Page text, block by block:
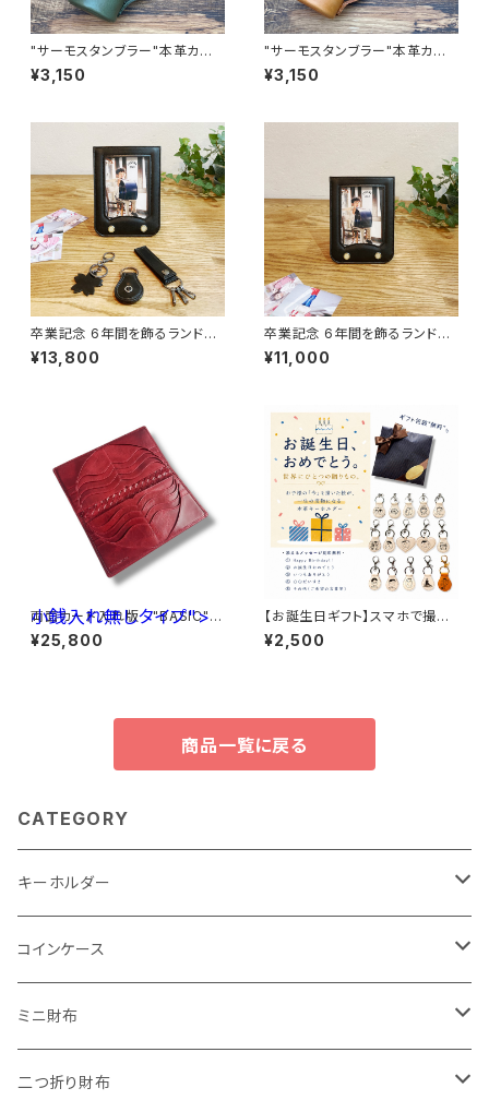
"サーモスタンブラー"本革カバ
ー＜オリーブグリーン＞ 保冷機
能付き THERMOS 350mlカバ
¥3,150
"サーモスタンブラー"本革カバ
ー＜CAMEL＞ 保冷機能付き T
HERMOS 350mlカバー☆
¥3,150
卒業記念 6年間を飾るランドセ
ルフレーム(リメイク) キーホル
ダー3点セット付き
¥13,800
卒業記念 6年間を飾るランドセ
ルフレーム （ランドセルリメイ
ク）
¥11,000
小銭入れ無しタイプ">
両面カード入れ版 "BASIC"ア
ートロングウォレットType2<R
ed> 小銭入れ無しタイプ
¥25,800
【お誕生日ギフト】スマホで撮っ
て送るだけ｜お子さまの絵で作
る世界にひとつだけの本革キー
¥2,500
商品一覧に戻る
CATEGORY
キーホルダー
"子供の絵"キーホルダー
"餞別"キーホルダー
"うちの子"ペットキーホルダー
コインケース
ワンタッチコインケース ブライドルレザー
ワンタッチコインケース ブッテーロ
ミニ財布
"Jack"マイクロウォレット(三つ折り式)
二つ折り財布